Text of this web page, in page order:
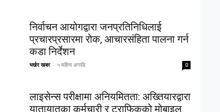
निर्वाचन आयोगद्वारा जनप्रतिनिधिलाई
प्रचारप्रसारमा रोक, आचारसंहिता पालना गर्न
कडा निर्देशन
भर्खर खबर - ५ महिना अगाडि 0
लाइसेन्स परीक्षामा अनियमितता: अख्तियारद्वारा
यातायातका कर्मचारी र ट्राफिकको मोबाइल